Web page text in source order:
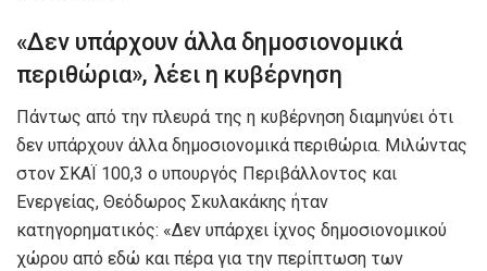
«Δεν υπάρχουν άλλα δημοσιονομικά
περιθώρια», λέει η κυβέρνηση
Πάντως από την πλευρά της η κυβέρνηση διαμηνύει ότι
δεν υπάρχουν άλλα δημοσιονομικά περιθώρια. Μιλώντας
στον ΣΚΑΪ 100,3 ο υπουργός Περιβάλλοντος και
Ενεργείας, Θεόδωρος Σκυλακάκης ήταν
κατηγορηματικός: «Δεν υπάρχει ίχνος δημοσιονομικού
χώρου από εδώ και πέρα για την περίπτωση των